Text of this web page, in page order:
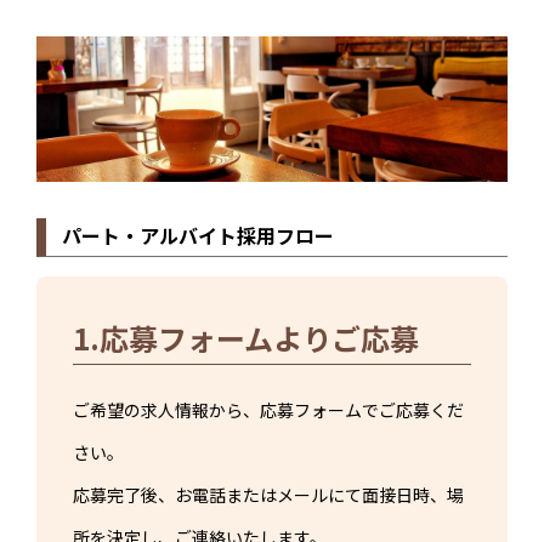
パート・アルバイト採用フロー
1.応募フォームよりご応募
ご希望の求人情報から、応募フォームでご応募くだ
さい。
応募完了後、お電話またはメールにて面接日時、場
所を決定し、ご連絡いたします。